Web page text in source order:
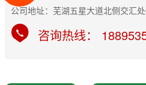
公司地址：芜湖五星大道北侧交汇
咨询热线：